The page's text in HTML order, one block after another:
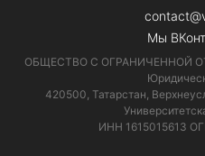
Мы
ОБЩЕСТВО С ОГРАНИЧЕННОЙ
420500, Татарстан,
ИНН 1615015613